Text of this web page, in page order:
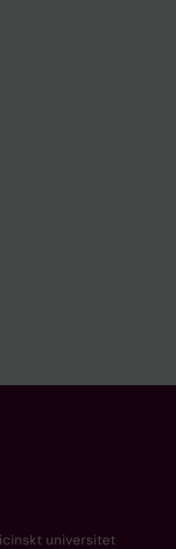
universitet